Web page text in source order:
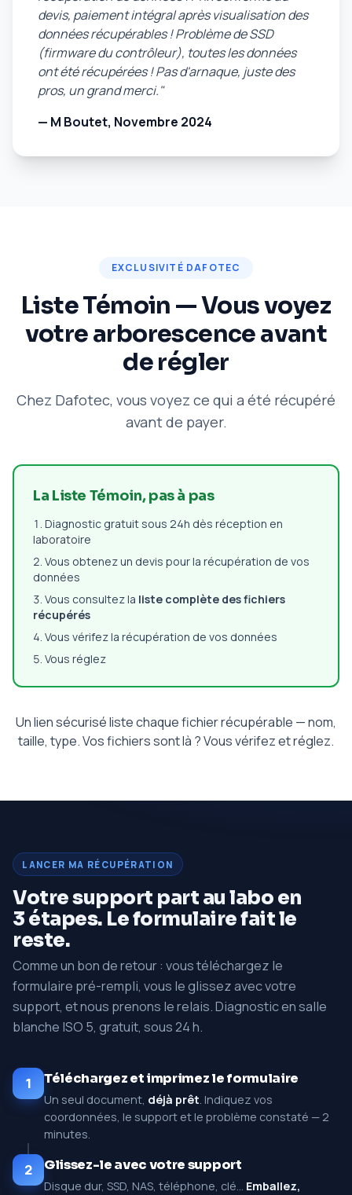
devis, paiement intégral après visualisation des
données récupérables ! Problème de SSD
(firmware du contrôleur), toutes les données
ont été récupérées ! Pas d'arnaque, juste des
pros, un grand merci."
— M Boutet, Novembre 2024
EXCLUSIVITÉ DAFOTEC
Liste Témoin — Vous voyez
votre arborescence avant
de régler
Chez Dafotec, vous voyez ce qui a été récupéré
avant de payer.
La Liste Témoin, pas à pas
Diagnostic gratuit sous 24h dès réception en
laboratoire
Vous obtenez un devis pour la récupération de vos
données
Vous consultez la liste complète des fichiers
récupérés
Vous vérifez la récupération de vos données
Vous réglez
Un lien sécurisé liste chaque fichier récupérable — nom,
taille, type. Vos fichiers sont là ? Vous vérifez et réglez.
LANCER MA RÉCUPÉRATION
Votre support part au labo en
3 étapes. Le formulaire fait le
reste.
Comme un bon de retour : vous téléchargez le
formulaire pré-rempli, vous le glissez avec votre
support, et nous prenons le relais. Diagnostic en salle
blanche ISO 5, gratuit, sous 24 h.
1 Téléchargez et imprimez le formulaire
Un seul document, déjà prêt. Indiquez vos
coordonnées, le support et le problème constaté — 2
minutes.
2 Glissez-le avec votre support
Disque dur, SSD, NAS, téléphone, clé… Emballez,